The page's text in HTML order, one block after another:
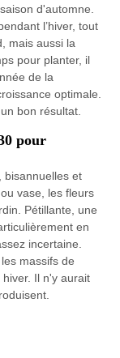
d'automne.
l’hiver, tout
mais aussi la
pour planter, il
de la
optimale.
bon résultat.
pour
bisannuelles et
vase, les fleurs
Pétillante, une
en
incertaine.
massifs de
Il n'y aurait